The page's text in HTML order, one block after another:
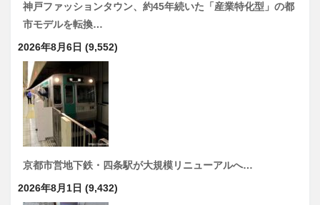
神戸ファッションタウン、約45年続いた「産業特化型」の都
市モデルを転換…
2026年8月6日 (9,552)
京都市営地下鉄・四条駅が大規模リニューアルへ…
2026年8月1日 (9,432)